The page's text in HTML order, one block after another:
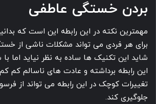
بردن خستگی عاطفی
مهمترین نکته در این رابطه این است که
برای هر فردی می تواند مشکلات ناشی از
شاید این تکنیک ها ساده به نظر نیاید اما
این رابطه برداشته و عادت های ناسالم کم
تغییرات کوچک در این رابطه می تواند از
جلوگیری کند.